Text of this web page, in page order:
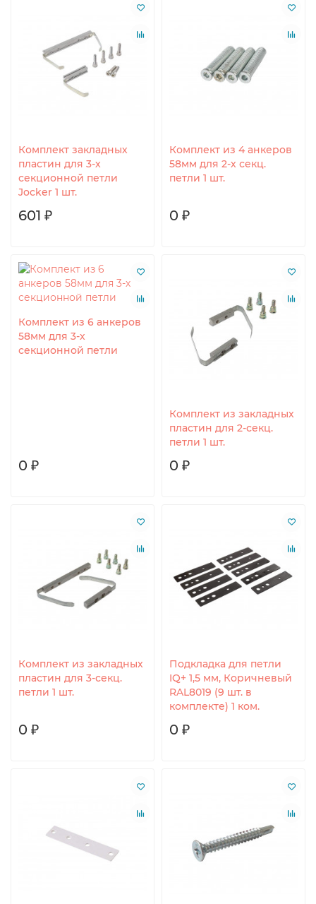
Комплект закладных
пластин для 3-х
секционной петли
Jocker 1 шт.
601 ₽
Комплект из 4 анкеров
58мм для 2-х секц.
петли 1 шт.
0 ₽
Комплект из 6 анкеров
58мм для 3-х
секционной петли
0 ₽
Комплект из закладных
пластин для 2-секц.
петли 1 шт.
0 ₽
Комплект из закладных
пластин для 3-секц.
петли 1 шт.
0 ₽
Подкладка для петли
IQ+ 1,5 мм, Коричневый
RAL8019 (9 шт. в
комплекте) 1 ком.
0 ₽